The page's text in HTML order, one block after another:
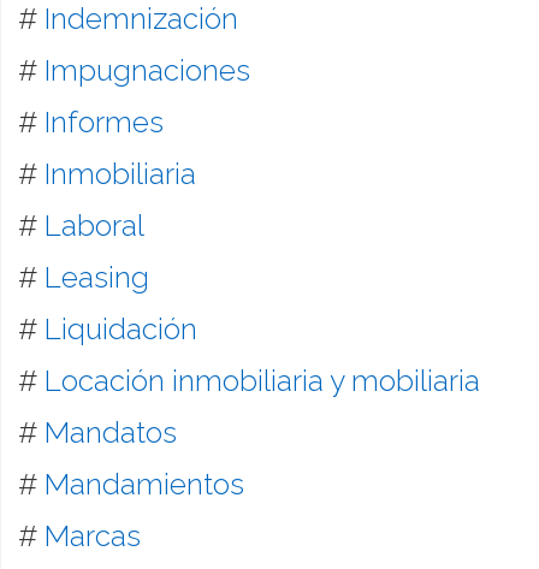
# Indemnización
# Impugnaciones
# Informes
# Inmobiliaria
# Laboral
# Leasing
# Liquidación
# Locación inmobiliaria y mobiliaria
# Mandatos
# Mandamientos
# Marcas